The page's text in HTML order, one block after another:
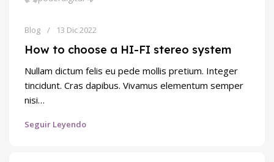
Blog 13 Dic 2022
How to choose a HI-FI stereo system
Nullam dictum felis eu pede mollis pretium. Integer
tincidunt. Cras dapibus. Vivamus elementum semper
nisi…
Seguir Leyendo